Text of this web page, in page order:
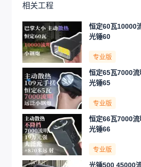
相关工程
恒定60瓦10000
光锤60
专业版
恒定65瓦7000
光锤65
专业版
恒定66瓦7000
光锤66
专业版
光锤500 45000